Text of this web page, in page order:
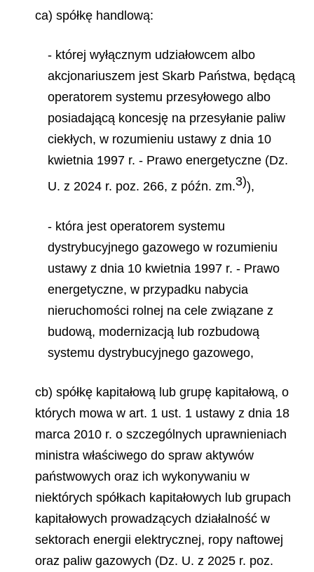
ca) spółkę handlową:
- której wyłącznym udziałowcem albo
akcjonariuszem jest Skarb Państwa, będącą
operatorem systemu przesyłowego albo
posiadającą koncesję na przesyłanie paliw
ciekłych, w rozumieniu ustawy z dnia 10
kwietnia 1997 r. - Prawo energetyczne (Dz.
U. z 2024 r. poz. 266, z późn. zm.3)),
- która jest operatorem systemu
dystrybucyjnego gazowego w rozumieniu
ustawy z dnia 10 kwietnia 1997 r. - Prawo
energetyczne, w przypadku nabycia
nieruchomości rolnej na cele związane z
budową, modernizacją lub rozbudową
systemu dystrybucyjnego gazowego,
cb) spółkę kapitałową lub grupę kapitałową, o
których mowa w art. 1 ust. 1 ustawy z dnia 18
marca 2010 r. o szczególnych uprawnieniach
ministra właściwego do spraw aktywów
państwowych oraz ich wykonywaniu w
niektórych spółkach kapitałowych lub grupach
kapitałowych prowadzących działalność w
sektorach energii elektrycznej, ropy naftowej
oraz paliw gazowych (Dz. U. z 2025 r. poz.